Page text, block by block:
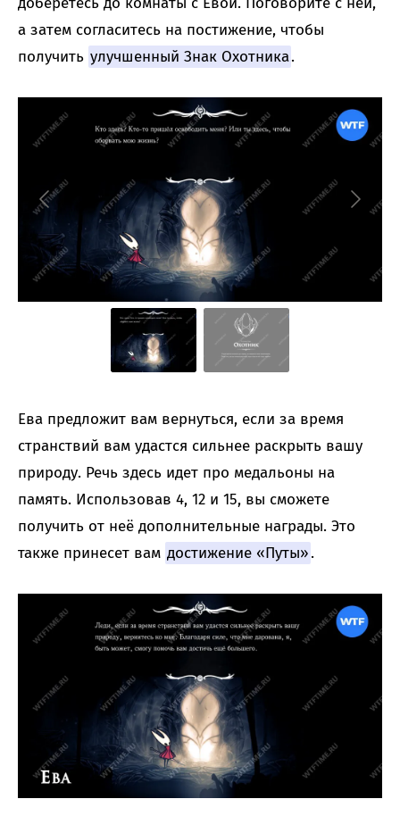
а затем согласитесь на постижение, чтобы
получить улучшенный Знак Охотника.
Ева предложит вам вернуться, если за время
странствий вам удастся сильнее раскрыть вашу
природу. Речь здесь идет про медальоны на
память. Использовав 4, 12 и 15, вы сможете
получить от неё дополнительные награды. Это
также принесет вам достижение «‎Путы».‎